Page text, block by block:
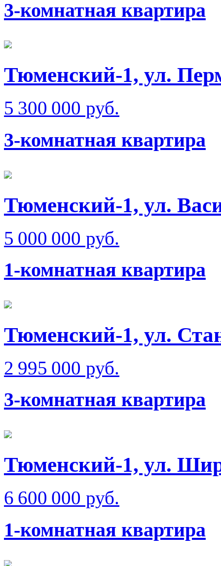
3-комнатная квартира
Тюменский-1, ул.
5 300 000 руб.
3-комнатная квартира
Тюменский-1, ул.
5 000 000 руб.
1-комнатная квартира
Тюменский-1, ул.
2 995 000 руб.
3-комнатная квартира
Тюменский-1, ул.
6 600 000 руб.
1-комнатная квартира